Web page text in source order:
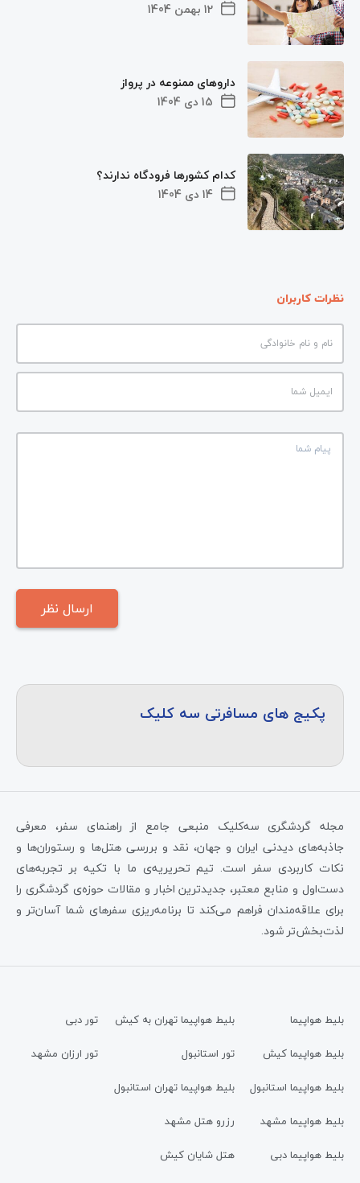
12 بهمن 1404
15 دی 1404
داروهای ممنوعه در پرواز
14 دی 1404
کدام کشورها فرودگاه ندارند؟
نظرات کاربران
پکیج های مسافرتی سه کلیک
مجله گردشگری سه‌کلیک منبعی جامع از راهنمای سفر، معرفی
جاذبه‌های دیدنی ایران و جهان، نقد و بررسی هتل‌ها و رستوران‌ها و
نکات کاربردی سفر است. تیم تحریریه‌ی ما با تکیه بر تجربه‌های
دست‌اول و منابع معتبر، جدیدترین اخبار و مقالات حوزه‌ی گردشگری را
برای علاقه‌مندان فراهم می‌کند تا برنامه‌ریزی سفرهای شما آسان‌تر و
لذت‌بخش‌تر شود.
بلیط هواپیما
بلیط هواپیما کیش
بلیط هواپیما استانبول
بلیط هواپیما مشهد
بلیط هواپیما دبی
بلیط هواپیما تهران به کیش
تور استانبول
بلیط هواپیما تهران استانبول
رزرو هتل مشهد
هتل شایان کیش
تور دبی
تور ارزان مشهد